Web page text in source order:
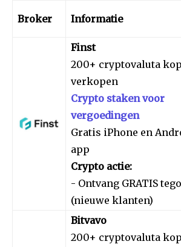
Broker Informatie
Finst
200+ cryptovaluta
verkopen
Crypto staken voor
vergoedingen
Gratis iPhone en
app
Crypto actie:
- Ontvang GRATIS
(nieuwe klanten)
Bitvavo
200+ cryptovaluta